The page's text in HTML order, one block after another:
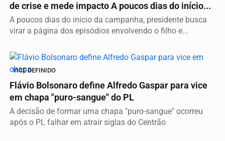
de crise e mede impacto A poucos dias do início...
A poucos dias do início da campanha, presidente busca
virar a página dos episódios envolvendo o filho e...
VICE DEFINIDO
Flávio Bolsonaro define Alfredo Gaspar para vice
em chapa "puro-sangue" do PL
A decisão de formar uma chapa "puro-sangue" ocorreu
após o PL falhar em atrair siglas do Centrão